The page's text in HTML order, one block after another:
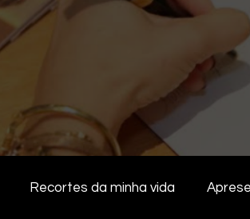
Recortes da minha vida